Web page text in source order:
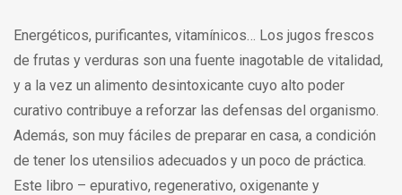
Energéticos, purificantes, vitamínicos… Los jugos frescos
de frutas y verduras son una fuente inagotable de vitalidad,
y a la vez un alimento desintoxicante cuyo alto poder
curativo contribuye a reforzar las defensas del organismo.
Además, son muy fáciles de preparar en casa, a condición
de tener los utensilios adecuados y un poco de práctica.
Este libro – epurativo, regenerativo, oxigenante y